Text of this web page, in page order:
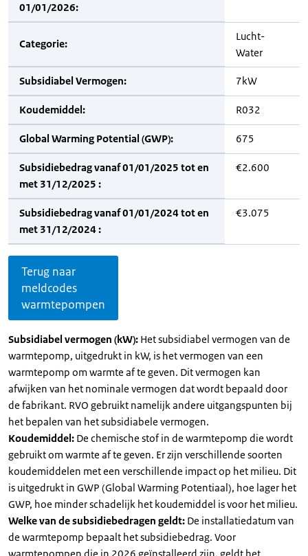
01/01/2026:
Categorie:
Lucht-
Water
Subsidiabel Vermogen: 7kW
Koudemiddel: R032
Global Warming Potential (GWP): 675
Subsidiebedrag vanaf 01/01/2025 tot en
met 31/12/2025 :
€2.600
Subsidiebedrag vanaf 01/01/2024 tot en
met 31/12/2024 :
€3.075
Terug naar
meldcodes
warmtepompen
Subsidiabel vermogen (kW): Het subsidiabel vermogen van de
warmtepomp, uitgedrukt in kW, is het vermogen van een
warmtepomp om warmte af te geven. Dit vermogen kan
afwijken van het nominale vermogen dat wordt bepaald door
de fabrikant. RVO gebruikt namelijk andere uitgangspunten bij
het bepalen van het subsidiabele vermogen.
Koudemiddel: De chemische stof in de warmtepomp die wordt
gebruikt om warmte af te geven. Er zijn verschillende soorten
koudemiddelen met een verschillende impact op het milieu. Dit
is uitgedrukt in GWP (Global Warming Potentiaal), hoe lager het
GWP, hoe minder schadelijk het koudemiddel is voor het milieu.
Welke van de subsidiebedragen geldt: De installatiedatum van
de warmtepomp bepaalt het subsidiebedrag. Voor